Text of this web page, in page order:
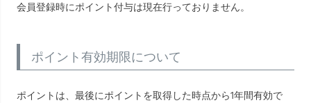
会員登録時にポイント付与は現在行っておりません。
ポイント有効期限について
ポイントは、最後にポイントを取得した時点から1年間有効で